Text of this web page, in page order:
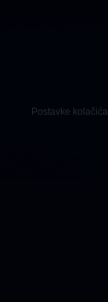
Postavke kolačića